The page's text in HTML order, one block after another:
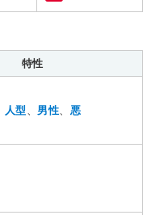
特性
人型 、 男性、 悪